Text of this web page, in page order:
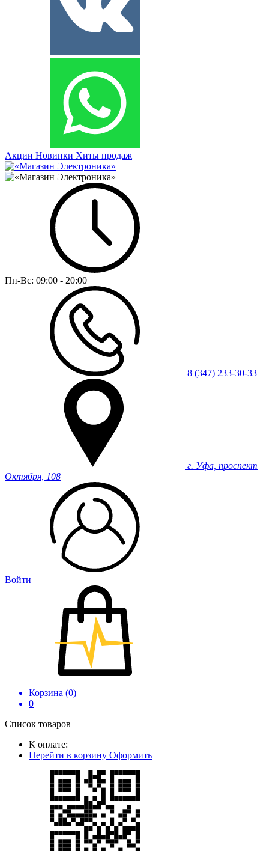
Акции Новинки Хиты продаж
Пн-Вс: 09:00 - 20:00
8 (347) 233-30-33
г. Уфа, проспект
Октября, 108
Войти
Корзина (0)
0
Список товаров
К оплате:
Перейти в корзину Оформить